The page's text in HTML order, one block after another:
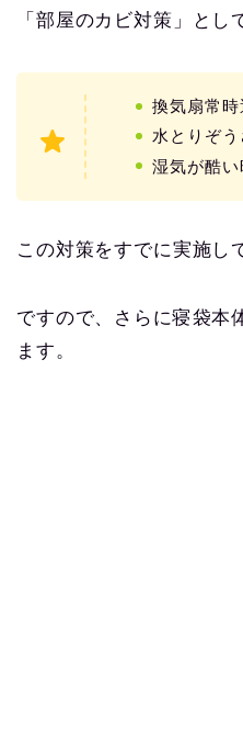
「部屋のカビ対策」とし
換気扇常時
水とりぞ
湿気が酷い
この対策をすでに実施し
ですので、さらに寝袋本
ます。